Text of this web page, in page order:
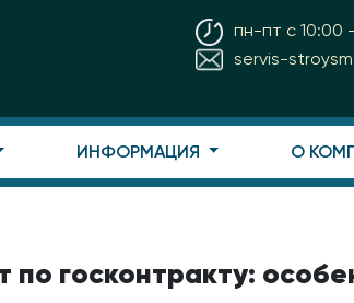
пн-пт с 10:00
servis-
ИНФОРМАЦИЯ О
по госконтракту: